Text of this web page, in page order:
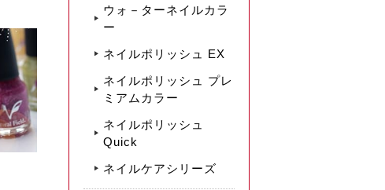
ウォ－ターネイルカラ
ー
ネイルポリッシュ EX
ネイルポリッシュ プレ
ミアムカラー
ネイルポリッシュ
Quick
ネイルケアシリーズ